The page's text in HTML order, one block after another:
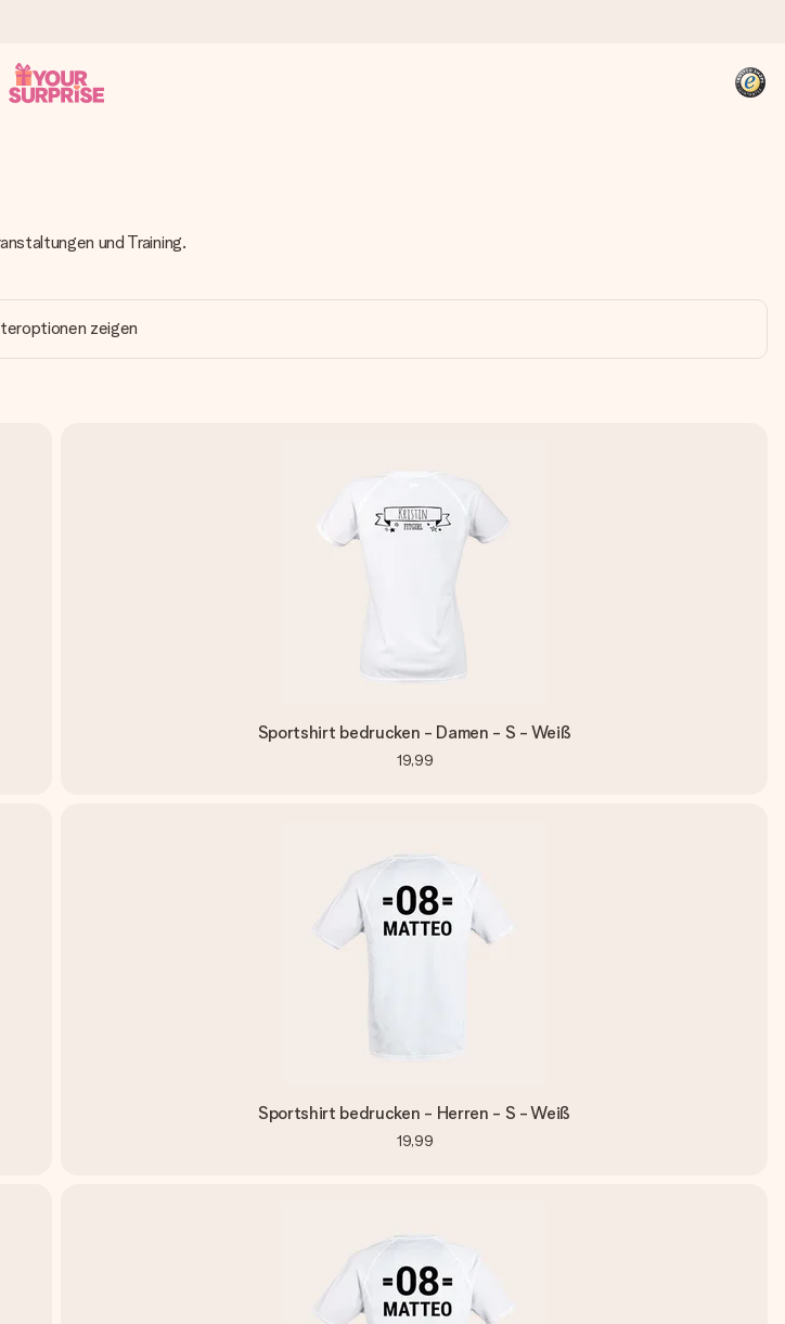
zum richtigen Zeitpunkt überreichen kannst, wenn es am meisten
aller Länder, in die wir versenden).
und Training.
zeigen
Sportshirt bedrucken - Damen - S - Weiß
19,99
Sportshirt bedrucken - Herren - S - Weiß
19,99